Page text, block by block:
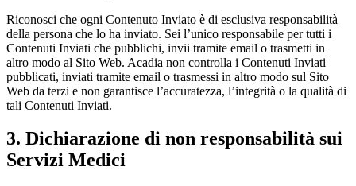
Riconosci che ogni Contenuto Inviato è di esclusiva responsabilità
della persona che lo ha inviato. Sei l’unico responsabile per tutti i
Contenuti Inviati che pubblichi, invii tramite email o trasmetti in
altro modo al Sito Web. Acadia non controlla i Contenuti Inviati
pubblicati, inviati tramite email o trasmessi in altro modo sul Sito
Web da terzi e non garantisce l’accuratezza, l’integrità o la qualità di
tali Contenuti Inviati.
3. Dichiarazione di non responsabilità sui
Servizi Medici